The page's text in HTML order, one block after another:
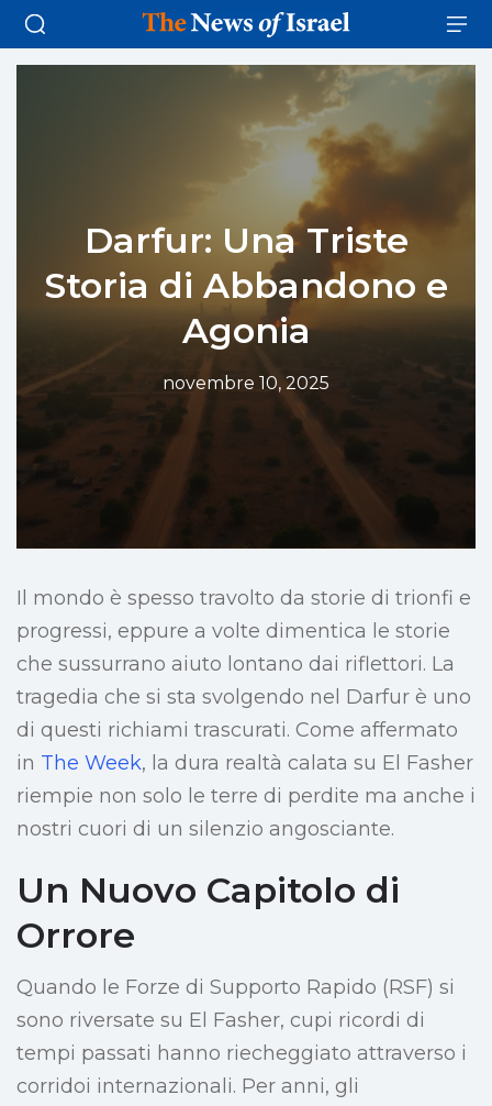
Darfur: Una Triste
Storia di Abbandono e
Agonia
novembre 10, 2025
Il mondo è spesso travolto da storie di trionfi e
progressi, eppure a volte dimentica le storie
che sussurrano aiuto lontano dai riflettori. La
tragedia che si sta svolgendo nel Darfur è uno
di questi richiami trascurati. Come affermato
in The Week, la dura realtà calata su El Fasher
riempie non solo le terre di perdite ma anche i
nostri cuori di un silenzio angosciante.
Un Nuovo Capitolo di
Orrore
Quando le Forze di Supporto Rapido (RSF) si
sono riversate su El Fasher, cupi ricordi di
tempi passati hanno riecheggiato attraverso i
corridoi internazionali. Per anni, gli